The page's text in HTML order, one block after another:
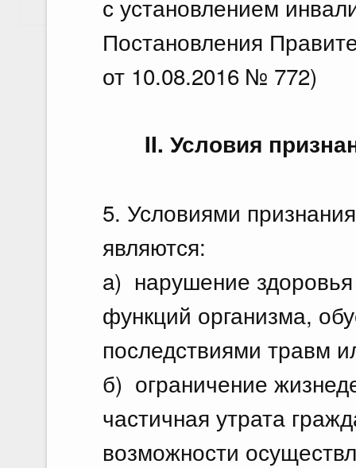
с установлением
Постановления
от 10.08.2016 № 772)
II. Условия
5. Условиями
являются:
a) нарушение
функций организма,
последствиями травм
б) ограничение
частичная утрата
возможности
Показать еще